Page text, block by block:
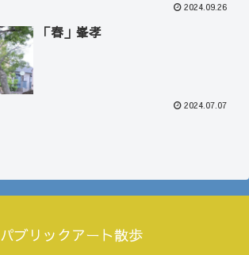
2024.09.26
「春」峯孝
2024.07.07
パブリックアート散歩